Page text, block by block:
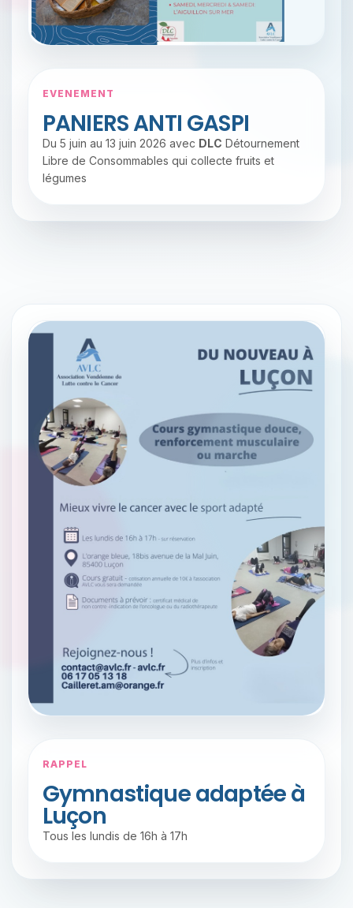
EVENEMENT
PANIERS ANTI GASPI
Du 5 juin au 13 juin 2026 avec DLC Détournement
Libre de Consommables qui collecte fruits et
légumes
RAPPEL
Gymnastique adaptée à
Luçon
Tous les lundis de 16h à 17h